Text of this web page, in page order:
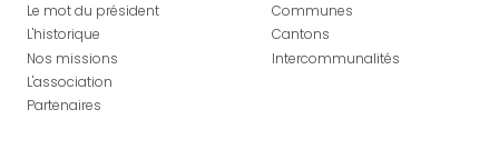
Le mot du président
L'historique
Nos missions
L'association
Partenaires
Communes
Cantons
Intercommunalités